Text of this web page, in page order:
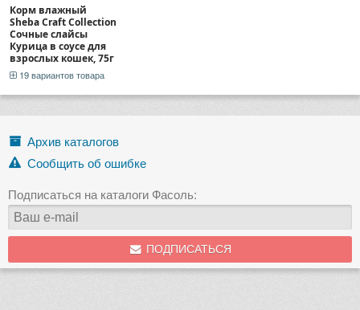
Корм влажный
Sheba Craft Collection
Сочные слайсы
Курица в соусе для
взрослых кошек, 75г
19 вариантов товара
Архив каталогов
Сообщить об ошибке
Подписаться на каталоги Фасоль:
ПОДПИСАТЬСЯ